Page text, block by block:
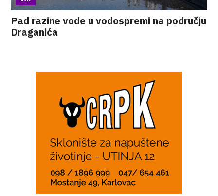
Pad razine vode u vodospremi na području
Draganića